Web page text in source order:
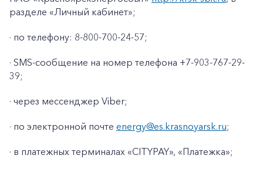
разделе «Личный кабинет»;
· по телефону: 8-800-700-24-57;
· SMS-сообщение на номер телефона +7-903-767-29-
39;
· через мессенджер Viber;
· по электронной почте energy@es.krasnoyarsk.ru;
· в платежных терминалах «CITYPAY», «Платежка»;